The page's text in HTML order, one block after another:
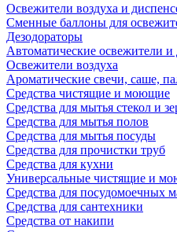
Освежители воздуха и
Сменные баллоны для
Дезодораторы
Автоматические освежители
Освежители воздуха
Ароматические свечи, саше,
Средства чистящие и моющие
Средства для мытья стекол и
Средства для мытья полов
Средства для мытья посуды
Средства для прочистки труб
Средства для кухни
Универсальные чистящие и
Средства для посудомоечных
Средства для сантехники
Средства от накипи